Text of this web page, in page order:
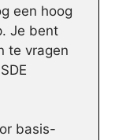
een hoog
Je bent
te vragen
basis-